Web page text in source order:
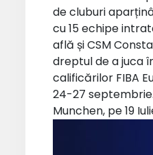
de cluburi
cu 15 echipe
află și CSM
dreptul de a juca
calificărilor FIBA
24-27
Munchen, pe 19